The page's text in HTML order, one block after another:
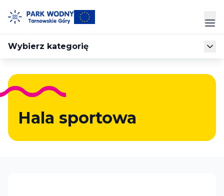
do
Siłownia
Hala Sportowa
Cennik
Wybierz kategorię
Hala sportowa